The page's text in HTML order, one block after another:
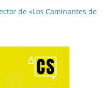
de «Los Caminantes de